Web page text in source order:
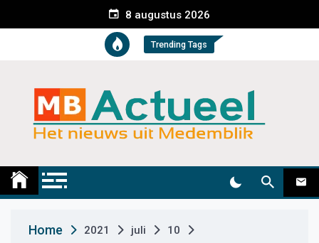
e
t
8 augustus 2026
Trending Tags
Medemblik Actueel
Home 2021 juli
10